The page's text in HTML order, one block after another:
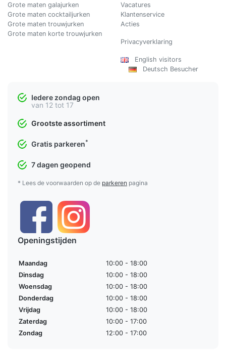
Grote maten galajurken
Grote maten cocktailjurken
Grote maten trouwjurken
Grote maten korte trouwjurken
Vacatures
Klantenservice
Acties
Privacyverklaring
English visitors
Deutsch Besucher
Iedere zondag open
van 12 tot 17
Grootste assortiment
Gratis parkeren*
7 dagen geopend
* Lees de voorwaarden op de parkeren pagina
Openingstijden
Maandag
10:00 - 18:00
Dinsdag
10:00 - 18:00
Woensdag
10:00 - 18:00
Donderdag
10:00 - 18:00
Vrijdag
10:00 - 18:00
Zaterdag
10:00 - 17:00
Zondag
12:00 - 17:00